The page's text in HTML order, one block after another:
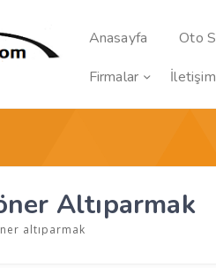
Anasayfa Oto
Firmalar
İletişim
Altıparmak
altıparmak